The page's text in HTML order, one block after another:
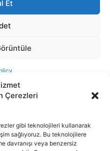
Çerezleri
gibi teknolojileri kullanarak
sağlıyoruz. Bu teknolojilere
davranışı veya benzersiz
haber metini, resim ve benzeri
A.Ş.'ye aittir. Hiçbir şekilde